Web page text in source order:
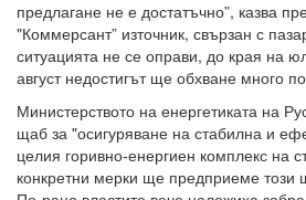
предлагане не е достатъчно”, казва
"Коммерсант” източник, свързан с
ситуацията не се оправи, до края на
август недостигът ще обхване много
Министерството на енергетиката на
щаб за "осигуряване на стабилна и
целия горивно-енергиен комплекс на
конкретни мерки ще предприеме този